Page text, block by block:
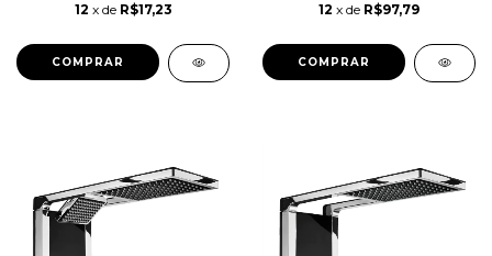
12 x de R$17,23 12 x de R$97,79